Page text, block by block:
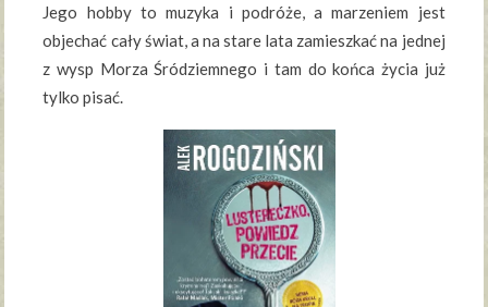
Jego hobby to muzyka i podróże, a marzeniem jest
objechać cały świat, a na stare lata zamieszkać na jednej
z wysp Morza Śródziemnego i tam do końca życia już
tylko pisać.